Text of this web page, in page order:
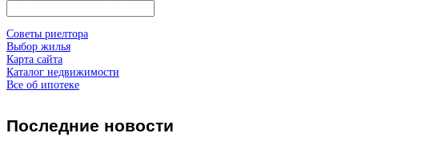
Советы риелтора
Выбор жилья
Карта сайта
Каталог недвижимости
Все об ипотеке
Последние новости